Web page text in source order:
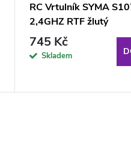
RC Vrtulník SYMA
2,4GHZ RTF žlutý
745 Kč
Skladem